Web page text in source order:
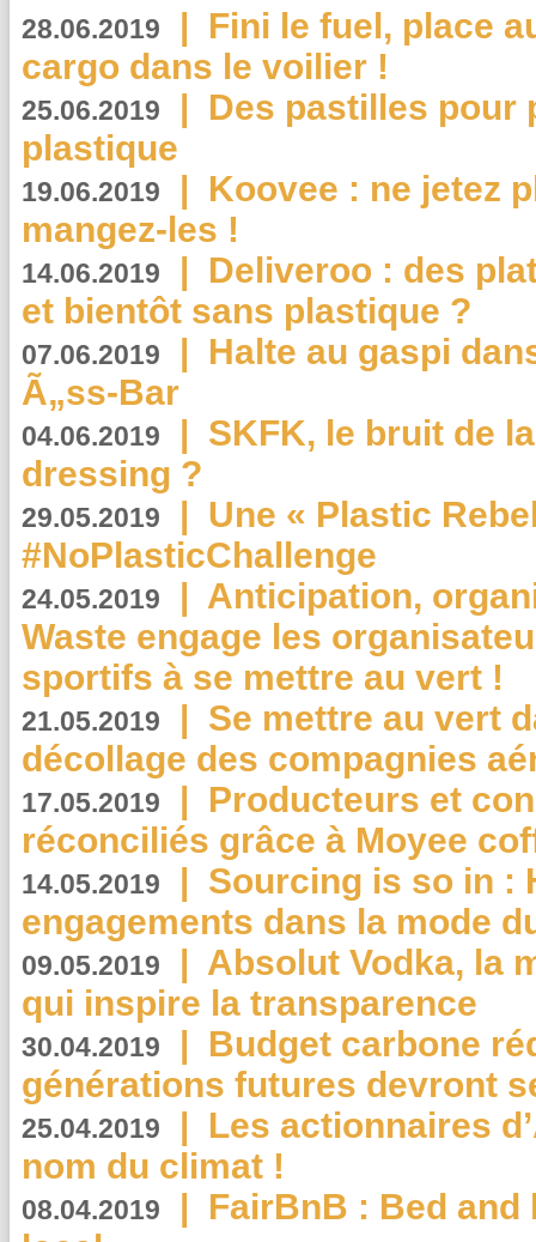
28.06.2019 | Fini le fuel, place
cargo dans le voilier !
25.06.2019 | Des pastilles pour
plastique
19.06.2019 | Koovee : ne jetez
mangez-les !
14.06.2019 | Deliveroo : des
et bientôt sans plastique ?
07.06.2019 | Halte au gaspi
Ã„ss-Bar
04.06.2019 | SKFK, le bruit de
dressing ?
29.05.2019 | Une « Plastic
#NoPlasticChallenge
24.05.2019 | Anticipation,
Waste engage les
sportifs à se mettre au vert !
21.05.2019 | Se mettre au vert
décollage des compagnies
17.05.2019 | Producteurs et
réconciliés grâce à Moyee
14.05.2019 | Sourcing is so in :
engagements dans la mode
09.05.2019 | Absolut Vodka, la
qui inspire la transparence
30.04.2019 | Budget carbone
générations futures devront
25.04.2019 | Les actionnaires
nom du climat !
08.04.2019 | FairBnB : Bed